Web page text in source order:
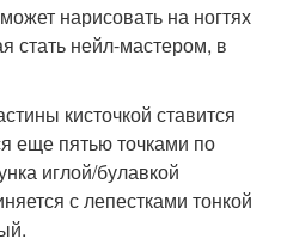
нарисовать на ногтях
нейл-мастером, в
кисточкой ставится
еще пятью точками по
иглой/булавкой
с лепестками тонкой